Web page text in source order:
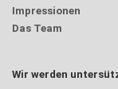
Impressionen
Das Team
Wir werden